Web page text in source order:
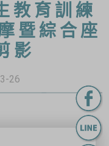
教育訓練
暨綜合座
影
26